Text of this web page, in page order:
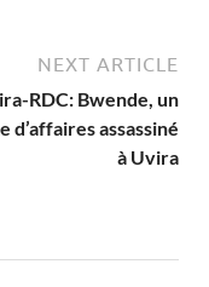
NEXT ARTICLE
RDC: Bwende, un
d’affaires assassiné
à Uvira